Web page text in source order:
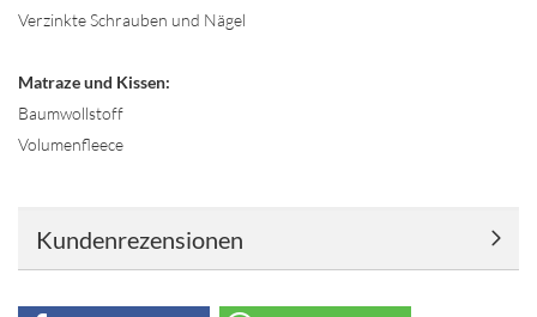
Verzinkte Schrauben und Nägel
Matraze und Kissen:
Baumwollstoff
Volumenfleece
Kundenrezensionen